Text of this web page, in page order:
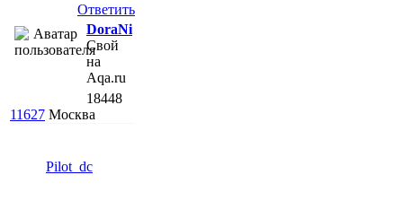
Ответить
DoraNi
Свой
на
Aqa.ru
18448
11627 Москва
Pilot_dc